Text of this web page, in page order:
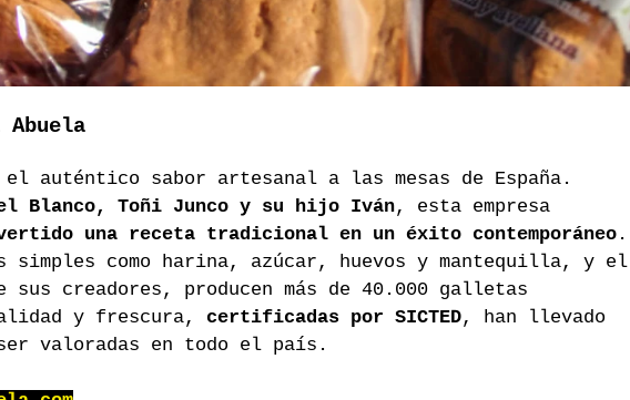
el auténtico sabor artesanal a las mesas de España.
Blanco, Toñi Junco y su hijo Iván, esta empresa
una receta tradicional en un éxito contemporáneo .
simples como harina, azúcar, huevos y mantequilla, y el
sus creadores, producen más de 40.000 galletas
y frescura, certificadas por SICTED, han llevado
valoradas en todo el país.